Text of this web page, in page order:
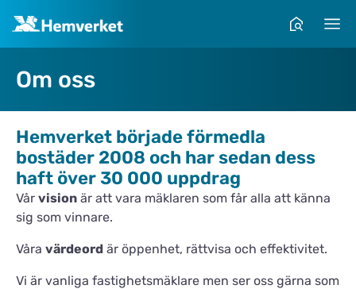
Om oss
Hemverket började förmedla
bostäder 2008 och har sedan dess
haft över 30 000 uppdrag
Vår vision är att vara mäklaren som får alla att känna
sig som vinnare.
Våra värdeord är öppenhet, rättvisa och effektivitet.
Vi är vanliga fastighetsmäklare men ser oss gärna som